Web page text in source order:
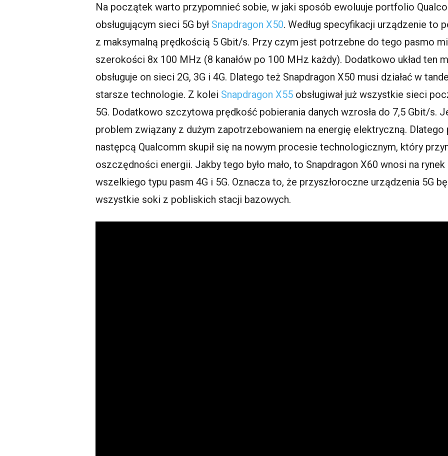
Na początek warto przypomnieć sobie, w jaki sposób ewoluuje portfolio
obsługującym sieci 5G był Snapdragon X50. Według specyfikacji urządzenie to
z maksymalną prędkością 5 Gbit/s. Przy czym jest potrzebne do tego pasmo
szerokości 8x 100 MHz (8 kanałów po 100 MHz każdy). Dodatkowo układ ten
obsługuje on sieci 2G, 3G i 4G. Dlatego też Snapdragon X50 musi działać w
starsze technologie. Z kolei Snapdragon X55 obsługiwał już wszystkie sieci
5G. Dodatkowo szczytowa prędkość pobierania danych wzrosła do 7,5 Gbit/s.
problem związany z dużym zapotrzebowaniem na energię elektryczną.
następcą Qualcomm skupił się na nowym procesie technologicznym, który
oszczędności energii. Jakby tego było mało, to Snapdragon X60 wnosi na rynek
wszelkiego typu pasm 4G i 5G. Oznacza to, że przyszłoroczne urządzenia 5G
wszystkie soki z pobliskich stacji bazowych.